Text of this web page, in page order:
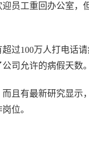
员工重回办公室，
过100万人打电话
司允许的病假天数。
且有最新研究显示
位。